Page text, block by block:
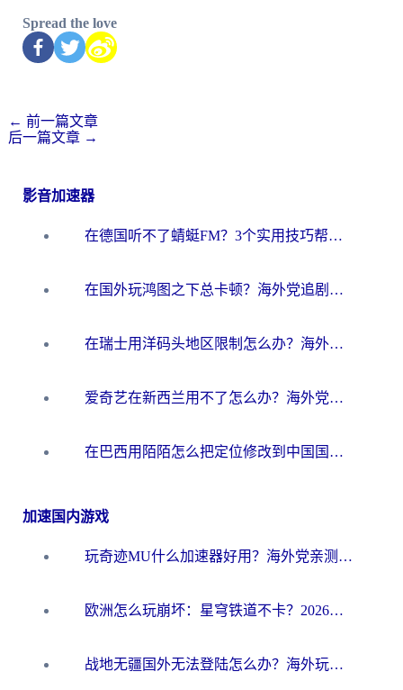
Spread the love
← 前一篇文章
后一篇文章 →
影音加速器
在德国听不了蜻蜓FM？3个实用技巧帮你解锁国内影音自由
在国外玩鸿图之下总卡顿？海外党追剧听歌的3个实用解决方案
在瑞士用洋码头地区限制怎么办？海外华人必看的回国加速全攻略
爱奇艺在新西兰用不了怎么办？海外党亲测有效的回国加速方案
在巴西用陌陌怎么把定位修改到中国国内？海外党必看的回国加速全攻略
加速国内游戏
玩奇迹MU什么加速器好用？海外党亲测：这款加速器让你告别延迟卡顿！
欧洲怎么玩崩坏：星穹铁道不卡？2026海外玩家国服游戏加速器终极攻略
战地无疆国外无法登陆怎么办？海外玩家国服畅玩终极指南（附欧服魔兽EVE加速方案）